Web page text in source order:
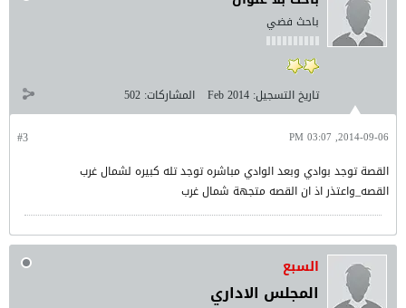
باحث فضي
تاريخ التسجيل: Feb 2014 المشاركات: 502
#3 2014-09-06, 03:07 PM
القصة توجد بوادي وبعد الوادي مباشره توجد تله كبيره لشمال غرب
القصه_واعتذر اذ ان القصه متجهة شمال غرب
السبع
المجلس الاداري